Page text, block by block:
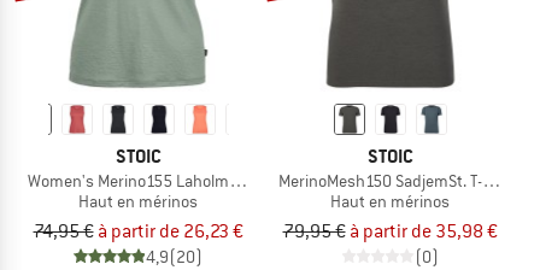
STOIC
Women's Merino155 LaholmSt. Tank
Haut en mérinos
74,95 € à partir de 26,23 €
4,9(20)
STOIC
MerinoMesh150 SadjemSt. T-Shirt
Haut en mérinos
79,95 € à partir de 35,98 €
(0)